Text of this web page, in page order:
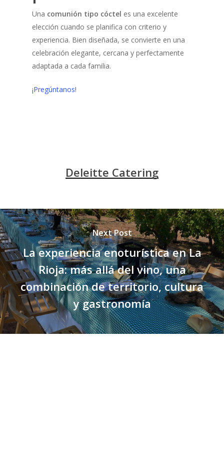
Una comunión tipo cóctel es una excelente
elección cuando se planifica con criterio y
experiencia. Bien diseñada, se convierte en una
celebración elegante, cercana y perfectamente
adaptada a cada familia.
¡Pregúntanos!
Deleitte Catering
Next Post
La experiencia enoturística en La
Rioja: más allá del vino, una
combinación de territorio, cultura
y gastronomía